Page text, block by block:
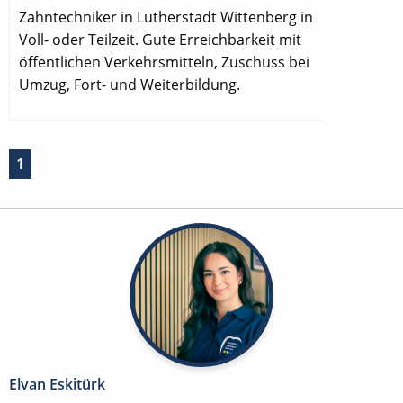
Zahntechniker in Lutherstadt Wittenberg in
Voll- oder Teilzeit. Gute Erreichbarkeit mit
öffentlichen Verkehrsmitteln, Zuschuss bei
Umzug, Fort- und Weiterbildung.
1
Elvan Eskitürk